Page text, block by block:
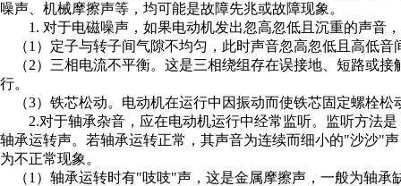
噪声、机械摩擦声等，均可能是故障先兆或故障现象。
1. 对于电磁噪声，如果电动机发出忽高忽低且沉重的声音
（1）定子与转子间气隙不均匀，此时声音忽高忽低且高低
（2）三相电流不平衡。这是三相绕组存在误接地、短路或
行。
（3）铁芯松动。电动机在运行中因振动而使铁芯固定螺栓松
2.对于轴承杂音，应在电动机运行中经常监听。监听方法是
轴承运转声。若轴承运转正常，其声音为连续而细小的"沙沙"
为不正常现象。
（1）轴承运转时有"吱吱"声，这是金属摩擦声，一般为轴承